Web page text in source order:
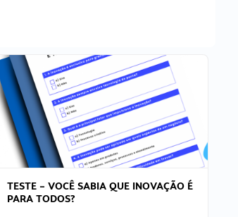
TESTE – VOCÊ SABIA QUE INOVAÇÃO É
PARA TODOS?